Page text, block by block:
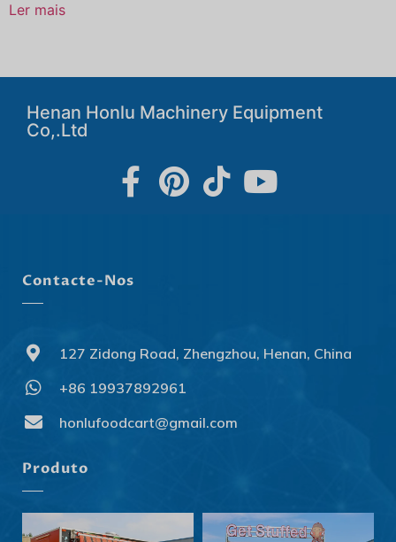
Ler mais
Henan Honlu Machinery Equipment
Co,.Ltd
Contacte-Nos
127 Zidong Road, Zhengzhou, Henan, China
+86 19937892961
honlufoodcart@gmail.com
Produto
Български
Slovenčina